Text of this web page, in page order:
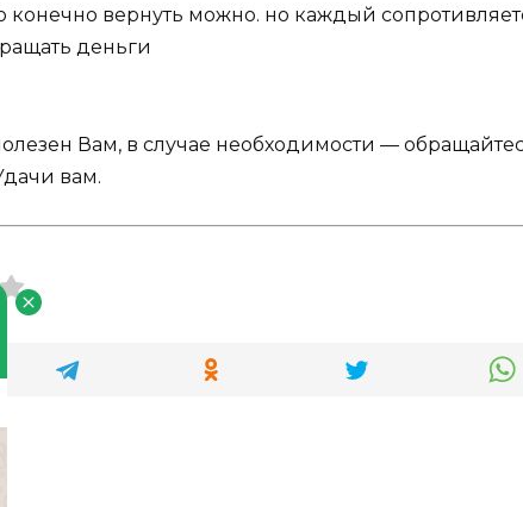
конечно вернуть можно. но каждый
деньги
Вам, в случае необходимости —
вам.